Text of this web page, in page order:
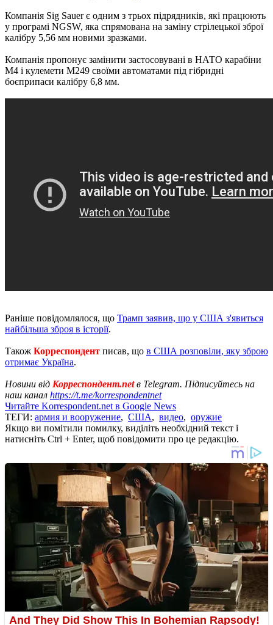
Компанія Sig Sauer є одним з трьох підрядників, які працюють
у програмі NGSW, яка спрямована на заміну стрілецької зброї
калібру 5,56 мм новими зразками.
Компанія пропонує замінити застосовувані в НАТО карабіни
M4 і кулемети M249 своїми автоматами під гібридні
боєприпаси калібру 6,8 мм.
Раніше повідомлялося, що Трамп заявив, що у США з'явиться
найбільша зброя в історії.
Також Корреспондент писав, що в США розповіли, яку зброю
отримає Україна.
Новини від Корреспондент.netв Telegram. Підписуйтесь на
наш канал https://t.me/korrespondentnet
Читайте Korrespondent.net в Google News
ТЕГИ: армия и вооружение, США, видео, оружие
Якщо ви помітили помилку, виділіть необхідний текст і
натисніть Ctrl + Enter, щоб повідомити про це редакцію.